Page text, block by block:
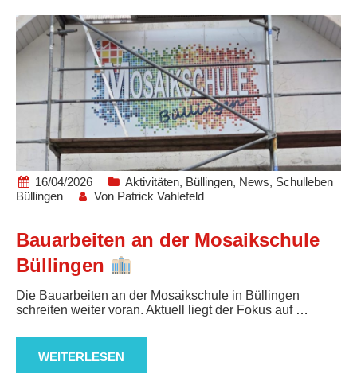
16/04/2026 Aktivitäten, Büllingen, News, Schulleben
Büllingen
Von Patrick Vahlefeld
Bauarbeiten an der Mosaikschule
Büllingen
Die Bauarbeiten an der Mosaikschule in Büllingen
schreiten weiter voran. Aktuell liegt der Fokus auf …
WEITERLESEN